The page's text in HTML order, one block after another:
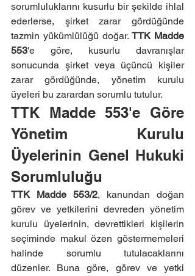
sorumluluklarını kusurlu bir şekilde ihlal
ederlerse, şirket zarar gördüğünde
tazmin yükümlülüğü doğar. TTK Madde
553'e göre, kusurlu davranışlar
sonucunda şirket veya üçüncü kişiler
zarar gördüğünde, yönetim kurulu
üyeleri bu zarardan sorumlu tutulur.
TTK Madde 553'e Göre
Yönetim Kurulu
Üyelerinin Genel Hukuki
Sorumluluğu
TTK Madde 553/2, kanundan doğan
görev ve yetkilerini devreden yönetim
kurulu üyelerinin, devrettikleri kişilerin
seçiminde makul özen göstermemeleri
halinde sorumlu tutulacaklarını
düzenler. Buna göre, görev ve yetki